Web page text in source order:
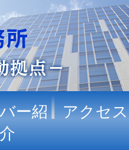
ー紹
アクセス